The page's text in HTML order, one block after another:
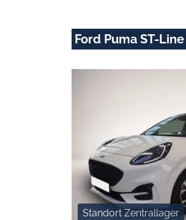
Ford Puma ST-
Standort Zentrallager